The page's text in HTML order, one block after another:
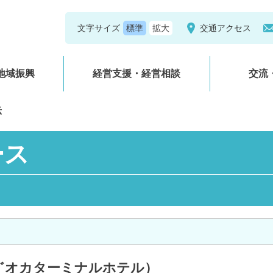
文字サイズ 交通アクセス
域振興 経営支援・経営相談 交流
カターミナルホテル）